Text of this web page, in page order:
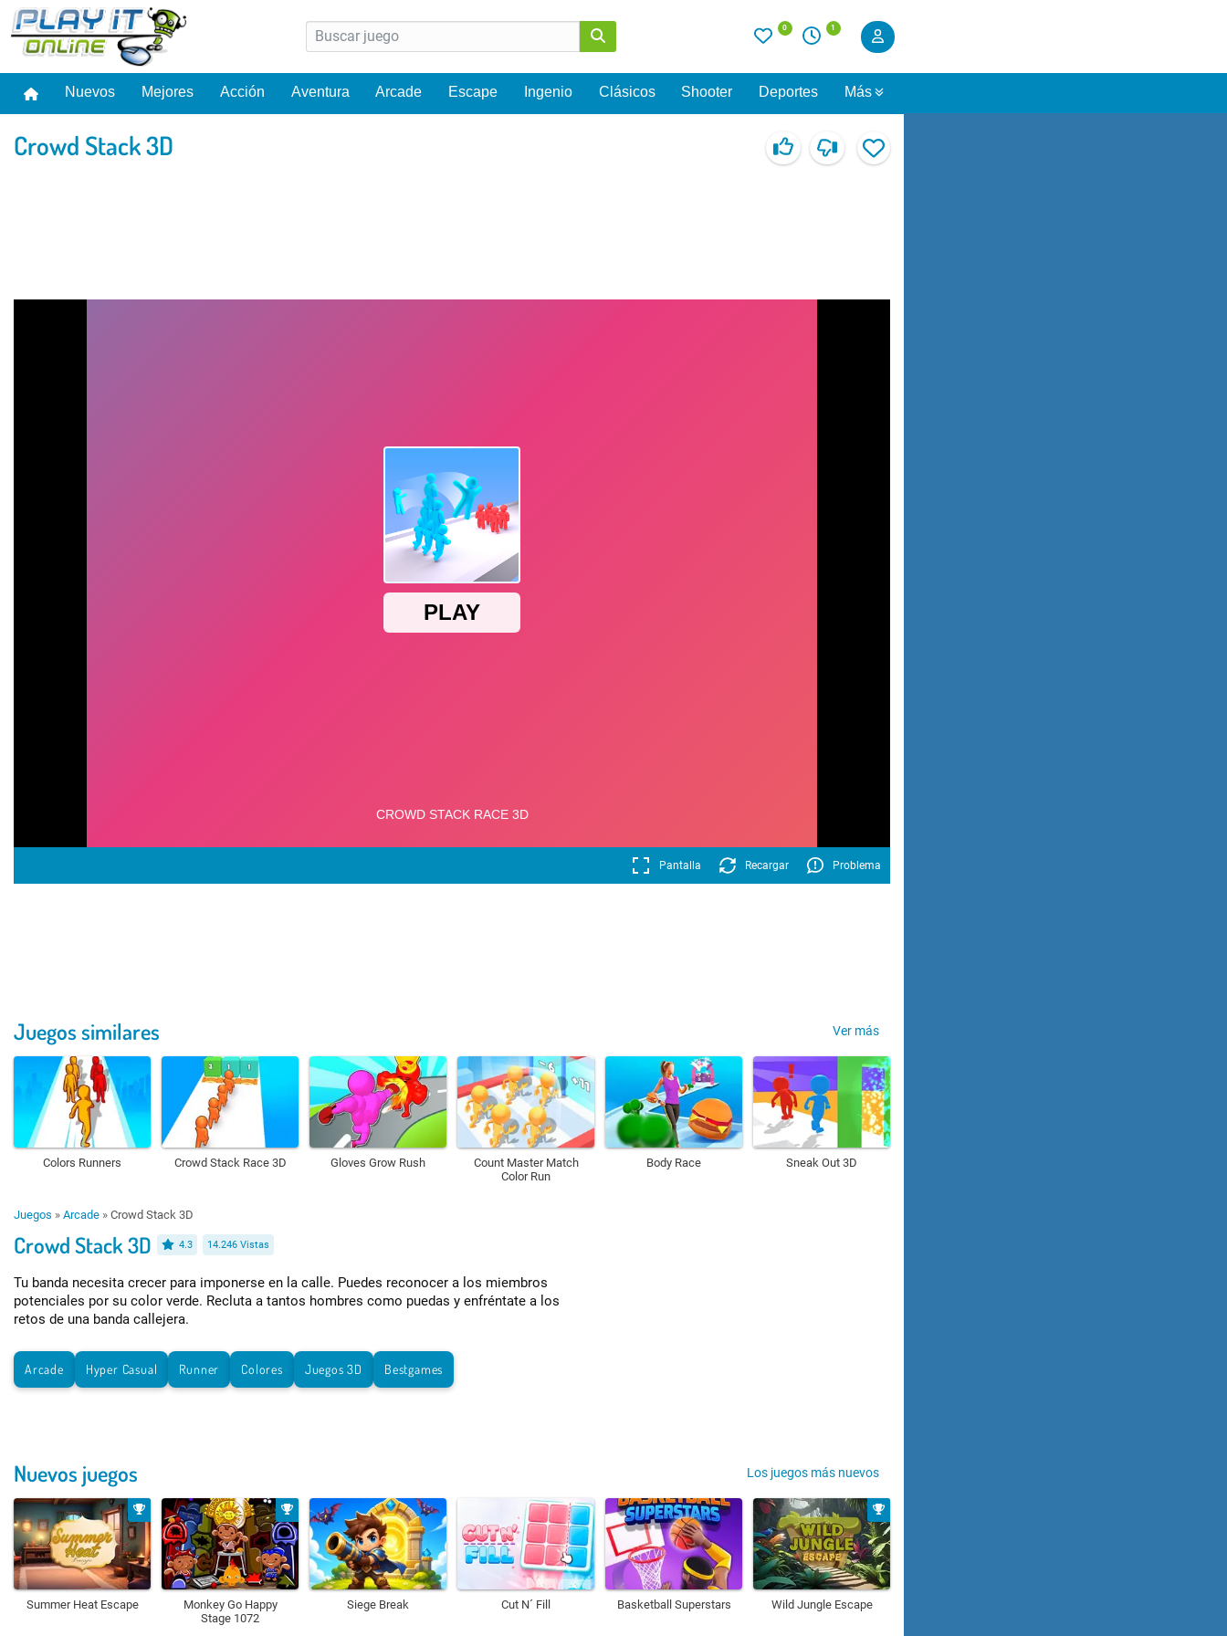
0 1
Nuevos Mejores Acción Aventura Arcade Escape Ingenio Clásicos Shooter Deportes Más
Crowd Stack 3D
Pantalla Recargar Problema
Juegos similares Ver más
Colors Runners Crowd Stack Race 3D Gloves Grow Rush
Count Master Match
Color Run
Body Race Sneak Out 3D
Juegos » Arcade » Crowd Stack 3D
Crowd Stack 3D 4.3 14.246 Vistas
Tu banda necesita crecer para imponerse en la calle. Puedes reconocer a los miembros
potenciales por su color verde. Recluta a tantos hombres como puedas y enfréntate a los
retos de una banda callejera.
Arcade Hyper Casual Runner Colores Juegos 3D Bestgames
Nuevos juegos Los juegos más nuevos
Summer Heat Escape
Monkey Go Happy
Stage 1072
Siege Break Cut N´ Fill Basketball Superstars Wild Jungle Escape